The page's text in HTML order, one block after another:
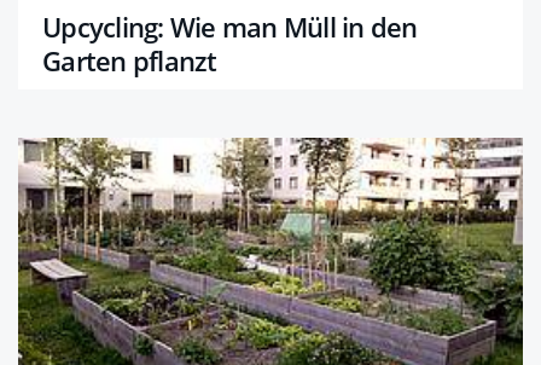
Upcycling: Wie man Müll in den
Garten pflanzt